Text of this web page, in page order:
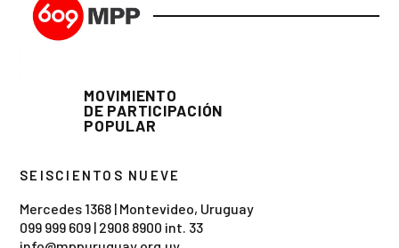
MOVIMIENTO
DE PARTICIPACIÓN
POPULAR
SEISCIENTOS NUEVE
Mercedes 1368 | Montevideo, Uruguay
099 999 609 | 2908 8900 int. 33